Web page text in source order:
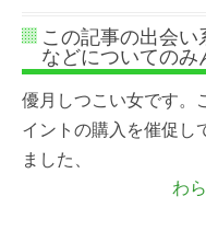
この記事の出会
などについてのみ
優月しつこい女です。
イントの購入を催促し
ました、
わ